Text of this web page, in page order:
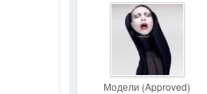
Модели (Approved)